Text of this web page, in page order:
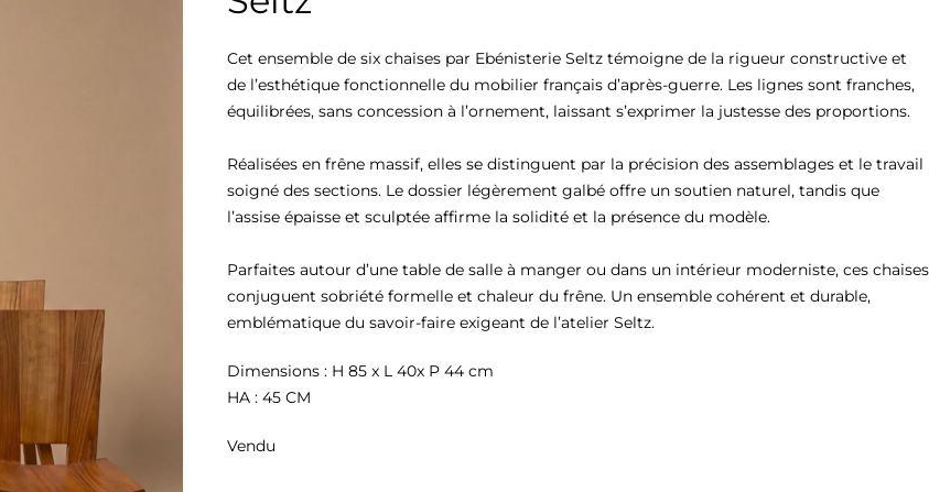
Cet ensemble de six chaises par Ebénisterie Seltz témoigne de la rigueur constructive et
de l’esthétique fonctionnelle du mobilier français d’après-guerre. Les lignes sont franches,
équilibrées, sans concession à l’ornement, laissant s’exprimer la justesse des proportions.
Réalisées en frêne massif, elles se distinguent par la précision des assemblages et le travail
soigné des sections. Le dossier légèrement galbé offre un soutien naturel, tandis que
l’assise épaisse et sculptée affirme la solidité et la présence du modèle.
Parfaites autour d’une table de salle à manger ou dans un intérieur moderniste, ces chaises
conjuguent sobriété formelle et chaleur du frêne. Un ensemble cohérent et durable,
emblématique du savoir-faire exigeant de l’atelier Seltz.
Dimensions : H 85 x L 40x P 44 cm
HA : 45 CM
Vendu